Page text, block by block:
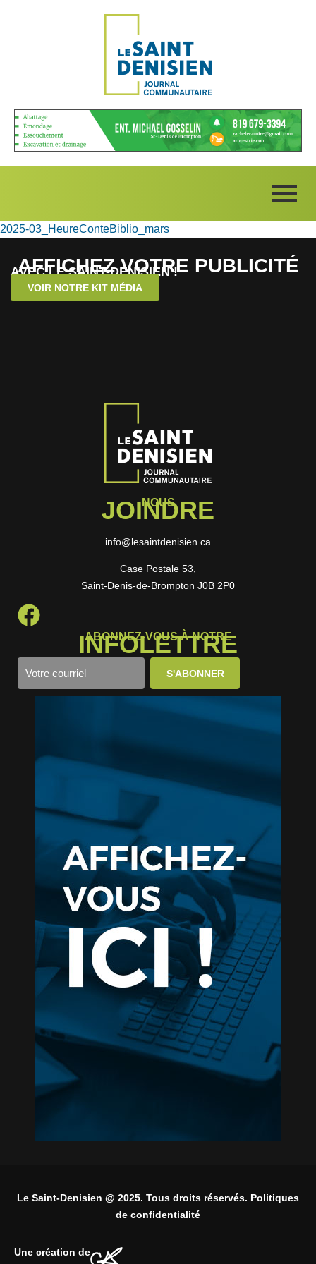
2025-03_HeureConteBiblio_mars
AFFICHEZ VOTRE PUBLICITÉ
AVEC LE SAINT-DENISIEN !
VOIR NOTRE KIT MÉDIA
NOUS
JOINDRE
info@lesaintdenisien.ca
Case Postale 53,
Saint-Denis-de-Brompton J0B 2P0
ABONNEZ-VOUS À NOTRE
INFOLETTRE
Le Saint-Denisien @ 2025. Tous droits réservés. Politiques
de confidentialité
Une création de